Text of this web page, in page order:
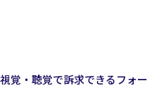
覚・聴覚で訴求できるフォー